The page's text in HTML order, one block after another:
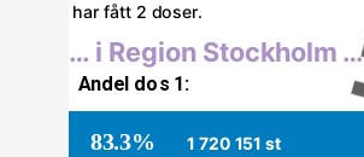
har fått 2 doser.
… i Region Stockholm …
Andel dos 1:
83.3% 1 720 151 st